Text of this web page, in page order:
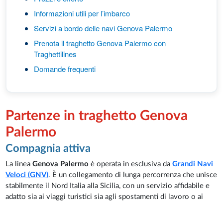
Informazioni utili per l’imbarco
Servizi a bordo delle navi Genova Palermo
Prenota il traghetto Genova Palermo con
Traghettilines
Domande frequenti
Partenze in traghetto Genova
Palermo
Compagnia attiva
La lineaGenova Palermo è operata in esclusiva daGrandi Navi
Veloci (GNV). È un collegamento di lunga percorrenza che unisce
stabilmente il Nord Italia alla Sicilia, con un servizio affidabile e
adatto sia ai viaggi turistici sia agli spostamenti di lavoro o ai